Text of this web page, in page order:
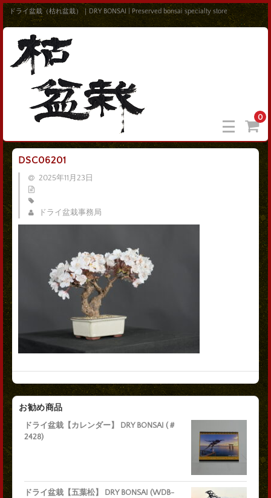
ドライ盆栽（枯れ盆栽）｜DRY BONSAI | Preserved bonsai specialty store
0
DSC06201
2025年11月23日
ドライ盆栽事務局
お勧め商品
ドライ盆栽【カレンダー】 DRY BONSAI (＃
2428)
ドライ盆栽【五葉松】 DRY BONSAI (WDB-